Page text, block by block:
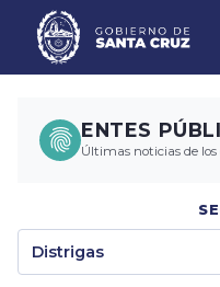
ENTES
Últimas noticias de
Distrigas